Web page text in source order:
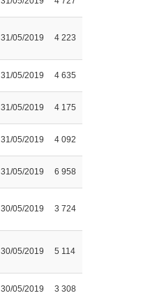
31/05/2019 4 223
31/05/2019 4 635
31/05/2019 4 175
31/05/2019 4 092
31/05/2019 6 958
30/05/2019 3 724
30/05/2019 5 114
30/05/2019 3 308